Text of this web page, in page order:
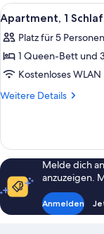
Alle
Fotos
für
Apartment,
1
Schlafzimmer
8
Apartment, 1
Platz für 5 Personen
1 Queen-Bett und
Kostenloses WLAN
Weitere Details
Weitere
1
SchlafzimmerMelde dich
anzuzeigen.
Anmelden